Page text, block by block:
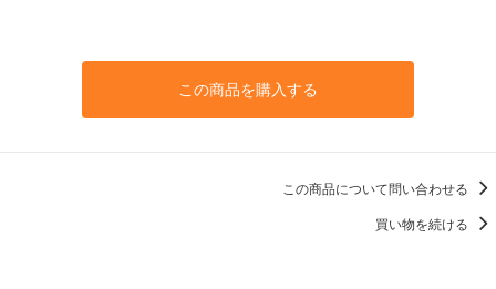
この商品を購入する
この商品について問い合わせる
買い物を続ける